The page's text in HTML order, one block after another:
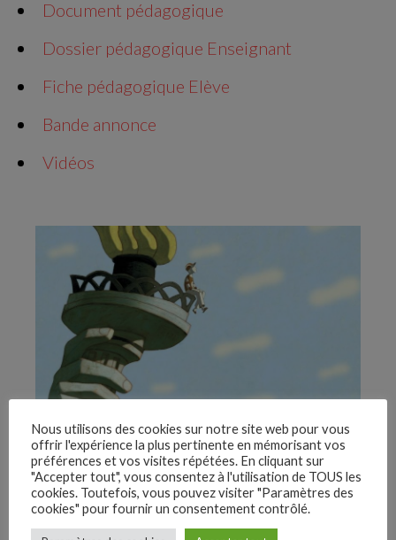
Document pédagogique
Dossier pédagogique Enseignant
Fiche pédagogique Elève
Bande annonce
Vidéos
Le Voyage du prince
Site Officiel
Dossier pédagogique
Nous utilisons des cookies sur notre site web pour vous
offrir l'expérience la plus pertinente en mémorisant vos
préférences et vos visites répétées. En cliquant sur
"Accepter tout", vous consentez à l'utilisation de TOUS les
cookies. Toutefois, vous pouvez visiter "Paramètres des
cookies" pour fournir un consentement contrôlé.